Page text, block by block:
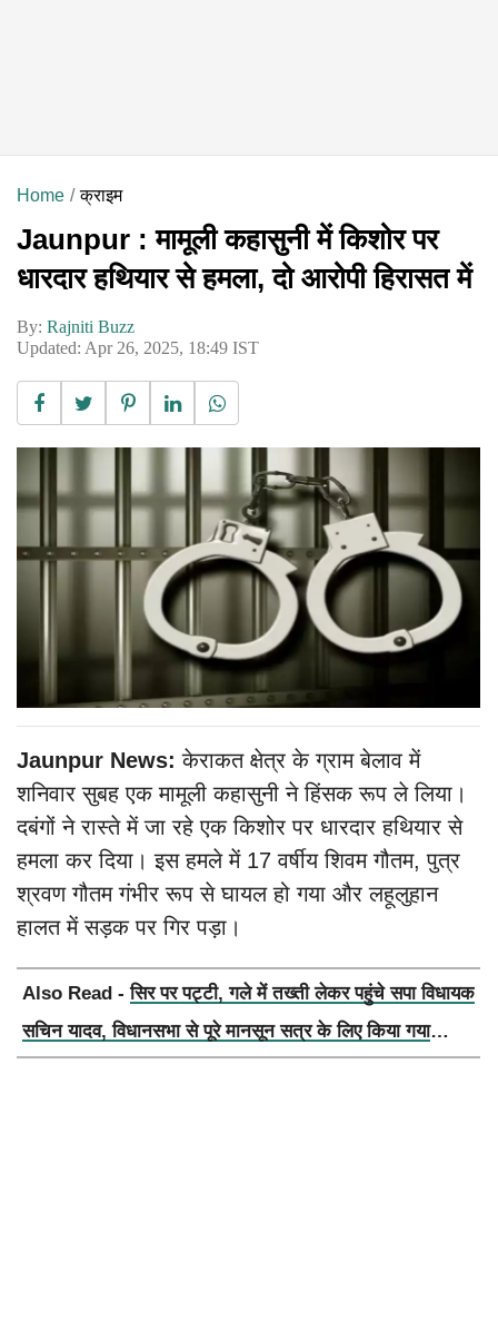
Home क्राइम
Jaunpur : मामूली कहासुनी में किशोर पर
धारदार हथियार से हमला, दो आरोपी हिरासत में
By: Rajniti Buzz
Updated: Apr 26, 2025, 18:49 IST
Jaunpur News: केराकत क्षेत्र के ग्राम बेलाव में
शनिवार सुबह एक मामूली कहासुनी ने हिंसक रूप ले लिया।
दबंगों ने रास्ते में जा रहे एक किशोर पर धारदार हथियार से
हमला कर दिया। इस हमले में 17 वर्षीय शिवम गौतम, पुत्र
श्रवण गौतम गंभीर रूप से घायल हो गया और लहूलुहान
हालत में सड़क पर गिर पड़ा।
Also Read -सिर पर पट्टी, गले में तख्ती लेकर पहुंचे सपा विधायक
सचिन यादव, विधानसभा से पूरे मानसून सत्र के लिए किया गया